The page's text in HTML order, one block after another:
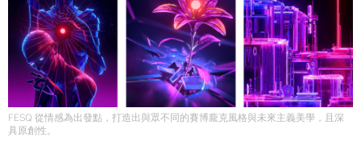
FESQ 從情感為出發點，打造出與眾不同的賽博龐克風格與未來主義美學，且深
具原創性。